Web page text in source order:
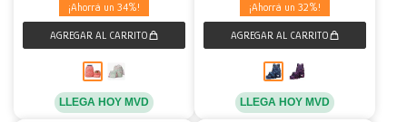
34
LLEGA HOY MVD
32
LLEGA HOY MVD